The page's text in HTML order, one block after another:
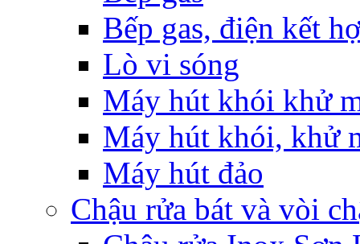
Bếp gas, điện kết
Lò vi sóng
Máy hút khói khử
Máy hút khói, khử
Máy hút đảo
Chậu rửa bát và vòi